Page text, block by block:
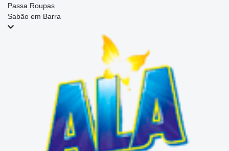
Passa Roupas
Sabão em Barra